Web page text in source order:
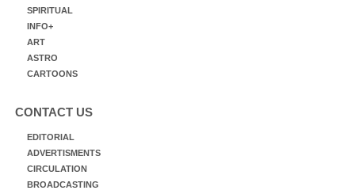
SPIRITUAL
INFO+
ART
ASTRO
CARTOONS
CONTACT US
EDITORIAL
ADVERTISMENTS
CIRCULATION
BROADCASTING